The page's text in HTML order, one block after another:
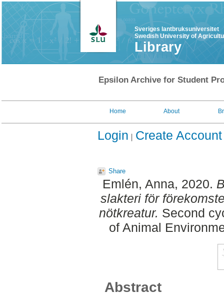
Sveriges lantbruksuniversitet
Swedish University of
Library
Epsilon Archive for Student
Home About
Login Create Account
Share
Emlén, Anna, 2020.
slakteri för
nötkreatur. Second
of Animal
Abstract